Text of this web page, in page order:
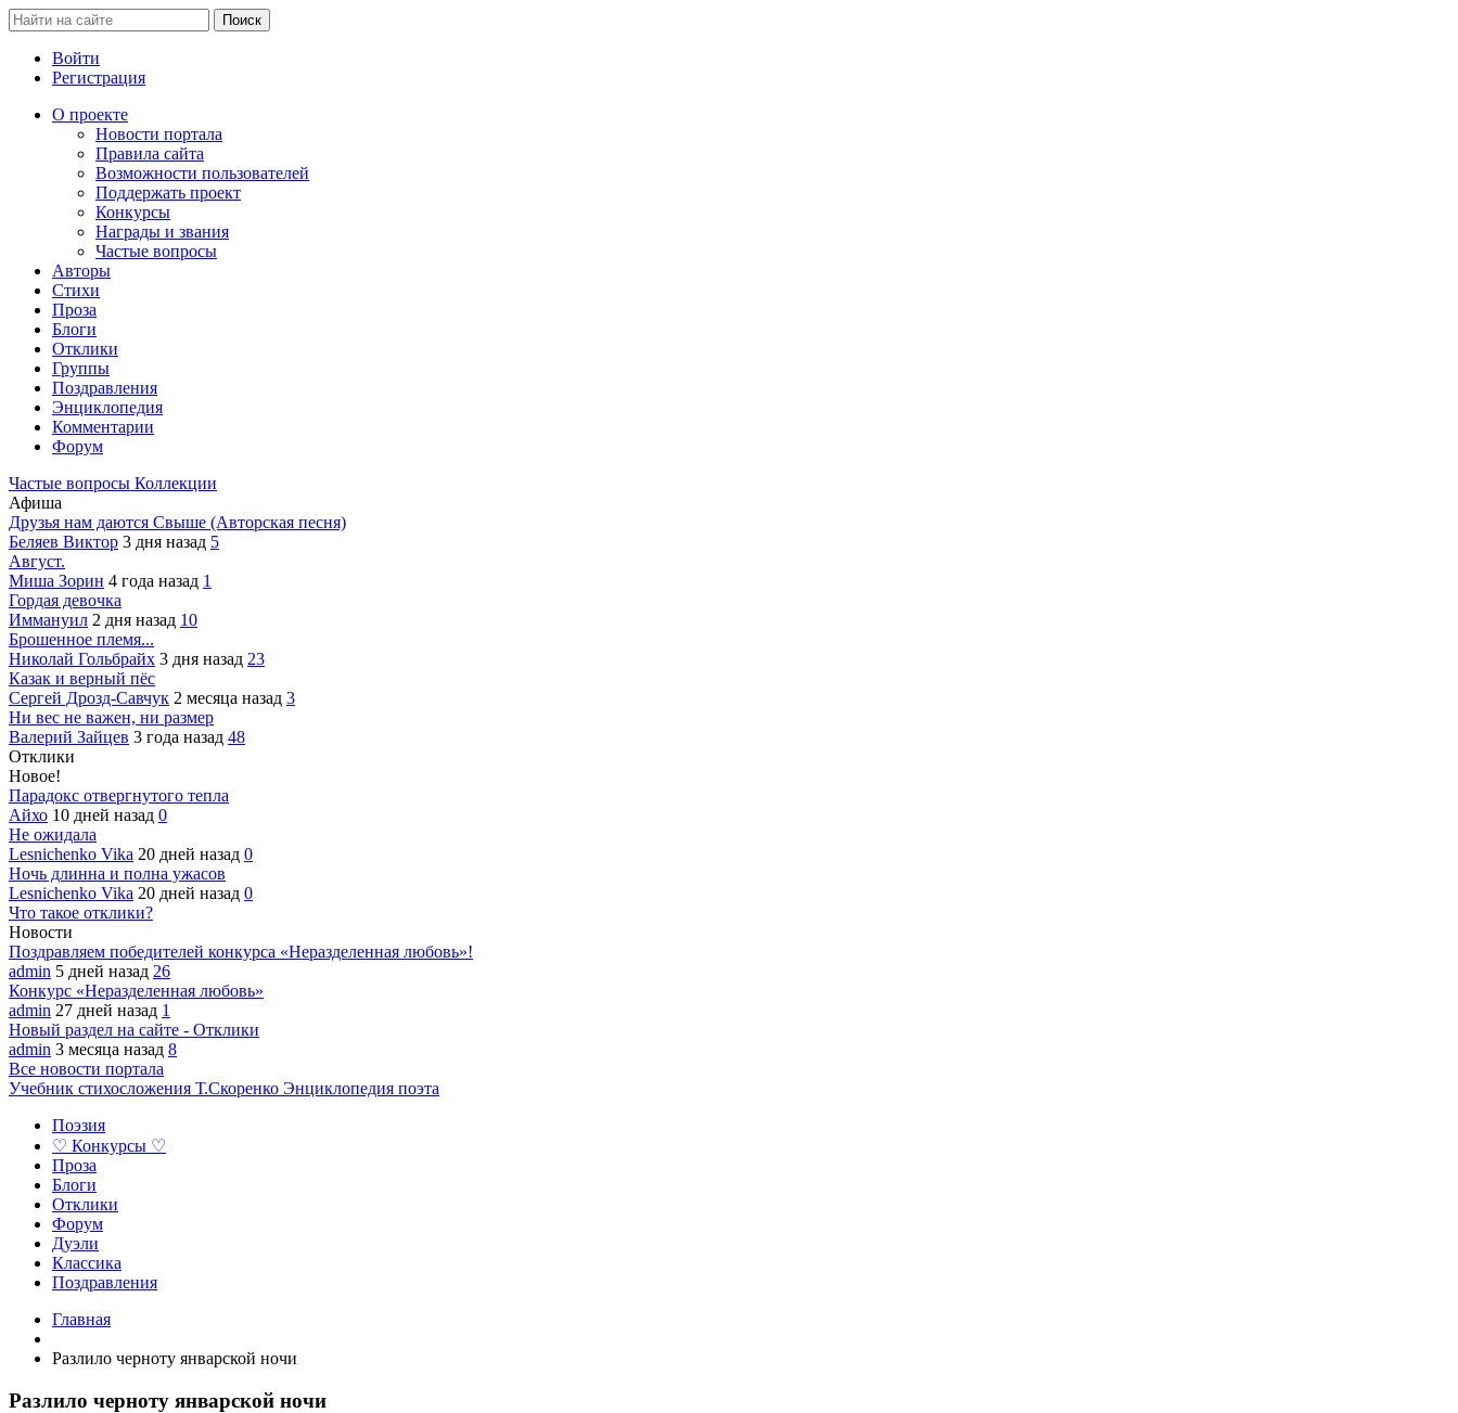
Войти
Регистрация
О проекте
Новости портала
Правила сайта
Возможности пользователей
Поддержать проект
Конкурсы
Награды и звания
Частые вопросы
Авторы
Стихи
Проза
Блоги
Отклики
Группы
Поздравления
Энциклопедия
Комментарии
Форум
Частые вопросы Коллекции
Афиша
Друзья нам даются Свыше (Авторская песня)
Беляев Виктор 3 дня назад 5
Август.
Миша Зорин 4 года назад 1
Гордая девочка
Иммануил 2 дня назад 10
Брошенное племя...
Николай Гольбрайх 3 дня назад 23
Казак и верный пёс
Сергей Дрозд-Савчук 2 месяца назад 3
Ни вес не важен, ни размер
Валерий Зайцев 3 года назад 48
Отклики
Новое!
Парадокс отвергнутого тепла
Айхо 10 дней назад 0
Не ожидала
Lesnichenko Vika 20 дней назад 0
Ночь длинна и полна ужасов
Lesnichenko Vika 20 дней назад 0
Что такое отклики?
Новости
Поздравляем победителей конкурса «Неразделенная любовь»!
admin 5 дней назад 26
Конкурс «Неразделенная любовь»
admin 27 дней назад 1
Новый раздел на сайте - Отклики
admin 3 месяца назад 8
Все новости портала
Учебник стихосложения Т.Скоренко Энциклопедия поэта
Поэзия
♡ Конкурсы ♡
Проза
Блоги
Отклики
Форум
Дуэли
Классика
Поздравления
Главная
Разлило черноту январской ночи
Разлило черноту январской ночи